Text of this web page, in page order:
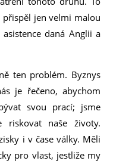
jen velmi malou
daná Anglii a
ten problém. Byznys
je řečeno, abychom
svou prací; jsme
naše životy.
i v čase války. Měli
pro vlast, jestliže my